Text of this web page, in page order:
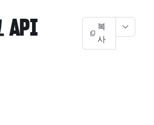
복
사